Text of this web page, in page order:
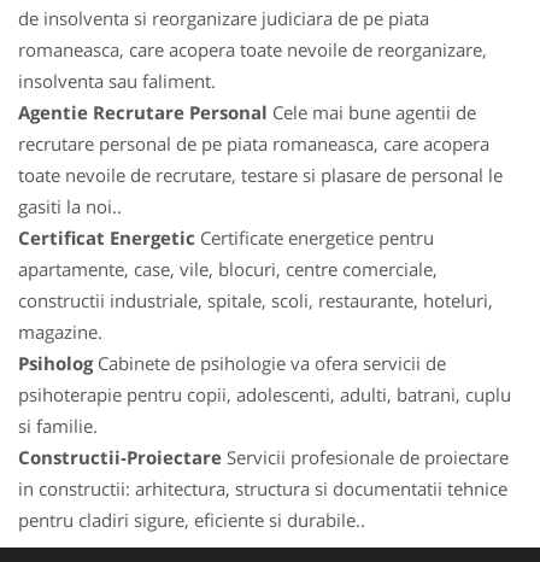
de insolventa si reorganizare judiciara de pe piata
romaneasca, care acopera toate nevoile de reorganizare,
insolventa sau faliment.
Agentie Recrutare Personal Cele mai bune agentii de
recrutare personal de pe piata romaneasca, care acopera
toate nevoile de recrutare, testare si plasare de personal le
gasiti la noi..
Certificat Energetic Certificate energetice pentru
apartamente, case, vile, blocuri, centre comerciale,
constructii industriale, spitale, scoli, restaurante, hoteluri,
magazine.
PsihologCabinete de psihologie va ofera servicii de
psihoterapie pentru copii, adolescenti, adulti, batrani, cuplu
si familie.
Constructii-Proiectare Servicii profesionale de proiectare
in constructii: arhitectura, structura si documentatii tehnice
pentru cladiri sigure, eficiente si durabile..